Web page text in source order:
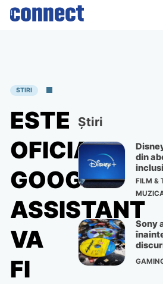
Skip
STIRI
ESTE
OFICIAL:
GOOGLE
ASSISTANT
VA
FI
Știri
din
FILM &
Sony
ciuda